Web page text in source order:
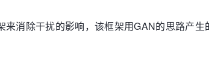
消除干扰的影响，该框架用GAN的思路产生